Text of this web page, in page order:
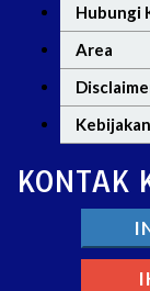
Hubungi
Area
KONTAK